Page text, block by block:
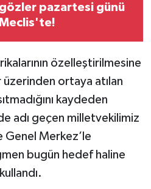
gözler pazartesi günü
özelleştirilmesine
üzerinden ortaya atılan
kaydeden
adı geçen milletvekilimiz
Genel Merkez’le
bugün hedef haline